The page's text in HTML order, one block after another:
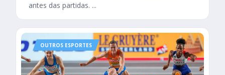
antes das partidas. ...
OUTROS ESPORTES